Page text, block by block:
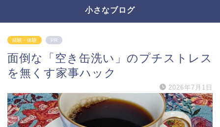
小さなブログ
経験・体験 PR
面倒な「空き缶洗い」のプチストレス
を無くす家事ハック
2026年7月1日